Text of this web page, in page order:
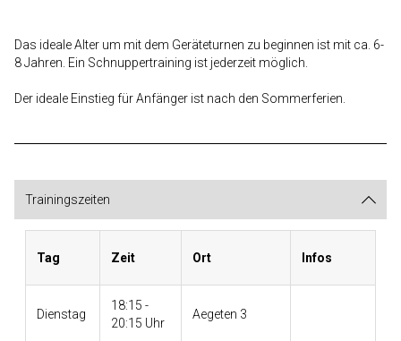
Das ideale Alter um mit dem Geräteturnen zu beginnen ist mit ca. 6-
8 Jahren. Ein Schnuppertraining ist jederzeit möglich.
Der ideale Einstieg für Anfänger ist nach den Sommerferien.
Trainingszeiten
Tag Zeit Ort Infos
Dienstag
18:15 -
20:15 Uhr
Aegeten 3